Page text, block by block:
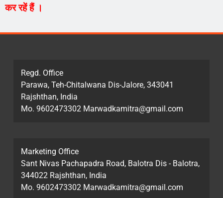
कर रहें हैं ।
Regd. Office
Parawa, Teh-Chitalwana Dis-Jalore, 343041
Rajshthan, India
Mo. 9602473302 Marwadkamitra@gmail.com
Marketing Office
Sant Nivas Pachapadra Road, Balotra Dis - Balotra,
344022 Rajshthan, India
Mo. 9602473302 Marwadkamitra@gmail.com